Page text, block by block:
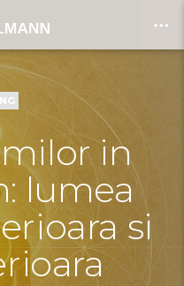
in
lumea
si